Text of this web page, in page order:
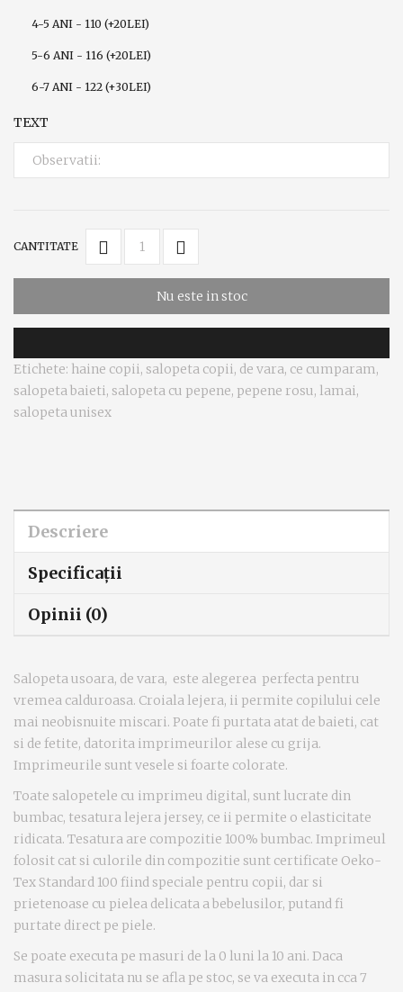
4-5 ANI - 110 (+20LEI)
5-6 ANI - 116 (+20LEI)
6-7 ANI - 122 (+30LEI)
TEXT
CANTITATE
Nu este in stoc
Etichete: haine copii, salopeta copii, de vara, ce cumparam,
salopeta baieti, salopeta cu pepene, pepene rosu, lamai,
salopeta unisex
Descriere
Specificaţii
Opinii (0)
Salopeta usoara, de vara, este alegerea perfecta pentru
vremea calduroasa. Croiala lejera, ii permite copilului cele
mai neobisnuite miscari. Poate fi purtata atat de baieti, cat
si de fetite, datorita imprimeurilor alese cu grija.
Imprimeurile sunt vesele si foarte colorate.
Toate salopetele cu imprimeu digital, sunt lucrate din
bumbac, tesatura lejera jersey, ce ii permite o elasticitate
ridicata. Tesatura are compozitie 100% bumbac. Imprimeul
folosit cat si culorile din compozitie sunt certificate Oeko-
Tex Standard 100 fiind speciale pentru copii, dar si
prietenoase cu pielea delicata a bebelusilor, putand fi
purtate direct pe piele.
Se poate executa pe masuri de la 0 luni la 10 ani. Daca
masura solicitata nu se afla pe stoc, se va executa in cca 7